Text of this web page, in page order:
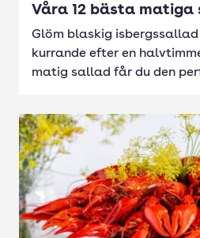
Våra 12 bästa
Glöm blaskig
kurrande efter en
matig sallad får du den